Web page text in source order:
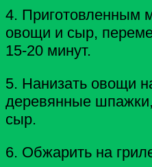
4. Приготовленным
овощи и сыр,
15-20 минут.
5. Нанизать овощи
деревянные
сыр.
6. Обжарить на